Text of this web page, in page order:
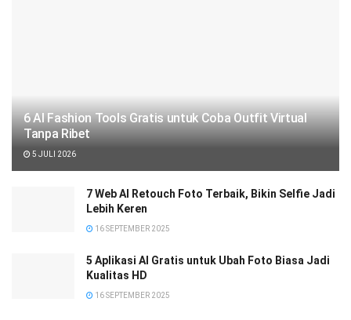
6 AI Fashion Tools Gratis untuk Coba Outfit Virtual
Tanpa Ribet
5 JULI 2026
7 Web AI Retouch Foto Terbaik, Bikin Selfie Jadi
Lebih Keren
16 SEPTEMBER 2025
5 Aplikasi AI Gratis untuk Ubah Foto Biasa Jadi
Kualitas HD
16 SEPTEMBER 2025